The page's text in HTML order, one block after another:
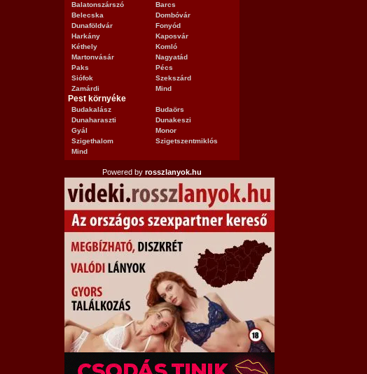
Balatonszárszó
Barcs
Belecska
Dombóvár
Dunaföldvár
Fonyód
Harkány
Kaposvár
Kéthely
Komló
Martonvásár
Nagyatád
Paks
Pécs
Siófok
Szekszárd
Zamárdi
Mind
Pest környéke
Budakalász
Budaörs
Dunaharaszti
Dunakeszi
Gyál
Monor
Szigethalom
Szigetszentmiklós
Mind
Powered by rosszlanyok.hu